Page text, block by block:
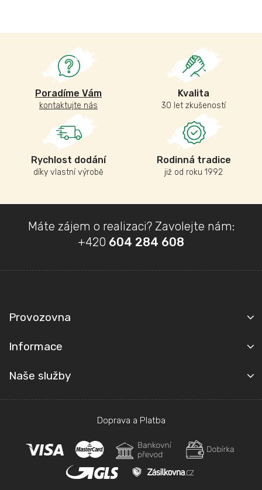
Poradíme Vám
kontaktujte nás
Kvalita
30 let zkušeností
Rychlost dodání
díky vlastní výrobě
Rodinná tradice
již od roku 1992
a
Máte zájem o realizaci? Zavolejte nám:
+420 604 284 608
Provozovna
Informace
Naše služby
Doprava a Platba